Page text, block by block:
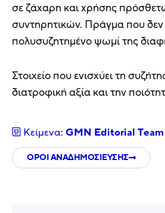
σε ζάχαρη και χρήσης
συντηρητικών. Πράγμα που δεν
πολυσυζητημένο ψωμί της
Στοιχείο που ενισχύει τη
διατροφική αξία και την
Κείμενα: GMN Editorial Τeam
ΟΡΟΙ ΑΝΑΔΗΜΟΣΙΕΥΣΗΣ